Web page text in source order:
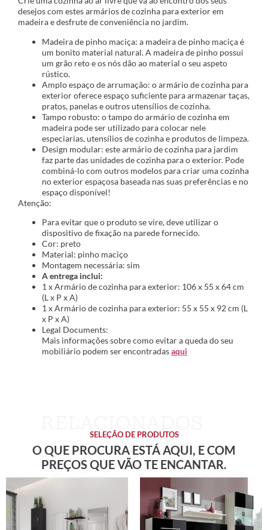
desejos com estes armários de cozinha para exterior em
madeira e desfrute de conveniência no jardim.
Madeira de pinho maciça: a madeira de pinho maciça é
um bonito material natural. A madeira de pinho possui
um grão reto e os nós dão ao material o seu aspeto
rústico.
Amplo espaço de arrumação: o armário de cozinha para
exterior oferece espaço suficiente para armazenar taças,
pratos, panelas e outros utensílios de cozinha.
Tampo robusto: o tampo do armário de cozinha em
madeira pode ser utilizado para colocar nele
especiarias, utensílios de cozinha e produtos de limpeza.
Design modular: este armário de cozinha para jardim
faz parte das unidades de cozinha para o exterior. Pode
combiná-lo com outros modelos para criar uma cozinha
no exterior espaçosa baseada nas suas preferências e no
espaço disponível!
Atenção:
Para evitar que o produto se vire, deve utilizar o
dispositivo de fixação na parede fornecido.
Cor: preto
Material: pinho maciço
Montagem necessária: sim
A entrega inclui:
1 x Armário de cozinha para exterior: 106 x 55 x 64 cm
(L x P x A)
1 x Armário de cozinha para exterior: 55 x 55 x 92 cm (L
x P x A)
Legal Documents:
Mais informações sobre como evitar a queda do seu
mobiliário podem ser encontradasaqui
SELEÇÃO DE PRODUTOS
O QUE PROCURA ESTÁ AQUI, E COM
PREÇOS QUE VÃO TE ENCANTAR.